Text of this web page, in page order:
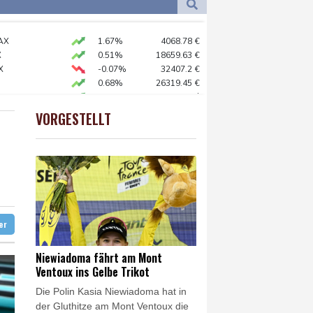
zurück
Ballsaal-Plänen
im Senat
1.67% 4068.78 €
0.51% 18659.63 €
-0.07% 32407.2 €
0.68% 26319.45 €
$
50
0.33%
0.35%
VORGESTELLT
Niewiadoma fährt am Mont
Ventoux ins Gelbe Trikot
Die Polin Kasia Niewiadoma hat in
der Gluthitze am Mont Ventoux die